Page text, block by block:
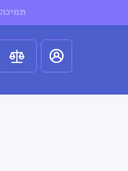
תמיכה